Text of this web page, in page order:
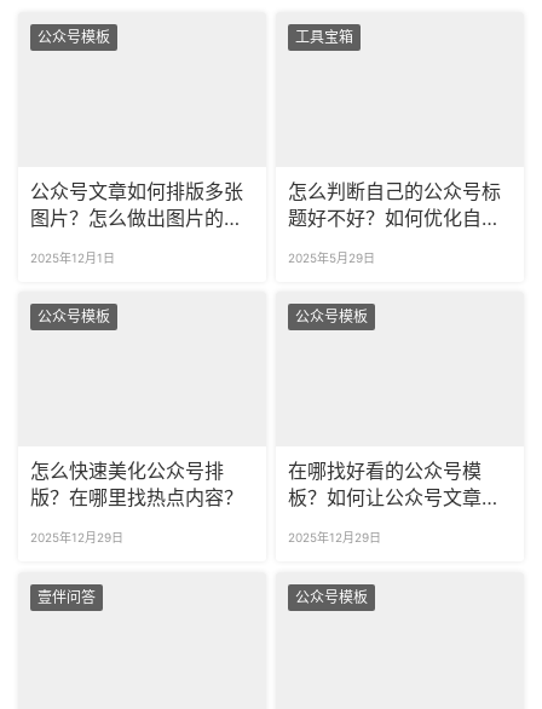
公众号模板
公众号文章如何排版多张
图片？怎么做出图片的滑
2025年12月1日
工具宝箱
怎么判断自己的公众号标
题好不好？如何优化自己
2025年5月29日
公众号模板
怎么快速美化公众号排
版？在哪里找热点内容？
2025年12月29日
公众号模板
在哪找好看的公众号模
板？如何让公众号文章自
2025年12月29日
壹伴问答 公众号模板